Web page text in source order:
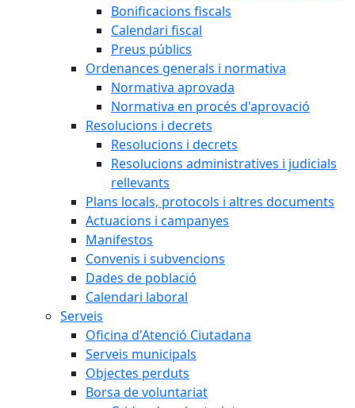
Bonificacions fiscals
Calendari fiscal
Preus públics
Ordenances generals i normativa
Normativa aprovada
Normativa en procés d'aprovació
Resolucions i decrets
Resolucions i decrets
Resolucions administratives i judicials
rellevants
Plans locals, protocols i altres documents
Actuacions i campanyes
Manifestos
Convenis i subvencions
Dades de població
Calendari laboral
Serveis
Oficina d'Atenció Ciutadana
Serveis municipals
Objectes perduts
Borsa de voluntariat